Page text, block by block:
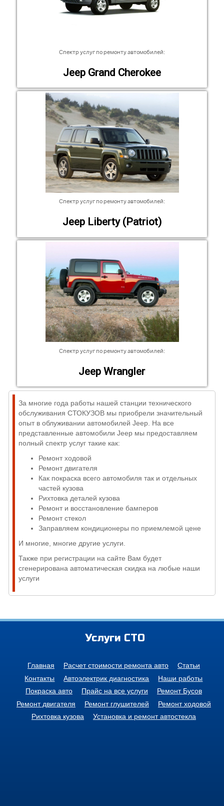
Спектр услуг по ремонту автомобилей:
Jeep Grand Cherokee
Спектр услуг по ремонту автомобилей:
Jeep Liberty (Patriot)
Спектр услуг по ремонту автомобилей:
Jeep Wrangler
За многие года работы нашей станции технического
обслуживания СТОКУЗОВ мы приобрели значительный
опыт в облуживании автомобилей Jeep. На все
представленные автомобили Jeep мы предоставляем
полный спектр услуг такие как:
Ремонт ходовой
Ремонт двигателя
Как покраска всего автомобиля так и отдельных
частей кузова
Рихтовка деталей кузова
Ремонт и восстановление бамперов
Ремонт стекол
Заправляем кондиционеры по приемлемой цене
И многие, многие другие услуги.
Также при регистрации на сайте Вам будет
сгенерирована автоматическая скидка на любые наши
услуги
Услуги СТО
Главная Расчет стоимости ремонта авто
Статьи
Контакты
Автоэлектрик диагностика
Наши работы
Покраска авто
Прайс на все услуги
Ремонт Бусов
Ремонт двигателя
Ремонт глушителей
Ремонт ходовой
Рихтовка кузова
Установка и ремонт автостекла